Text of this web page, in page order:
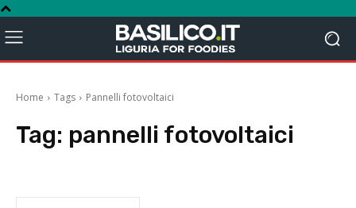
Home Tags Pannelli fotovoltaici
Tag: pannelli fotovoltaici